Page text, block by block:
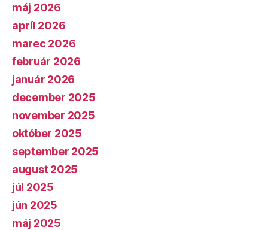
máj 2026
apríl 2026
marec 2026
február 2026
január 2026
december 2025
november 2025
október 2025
september 2025
august 2025
júl 2025
jún 2025
máj 2025